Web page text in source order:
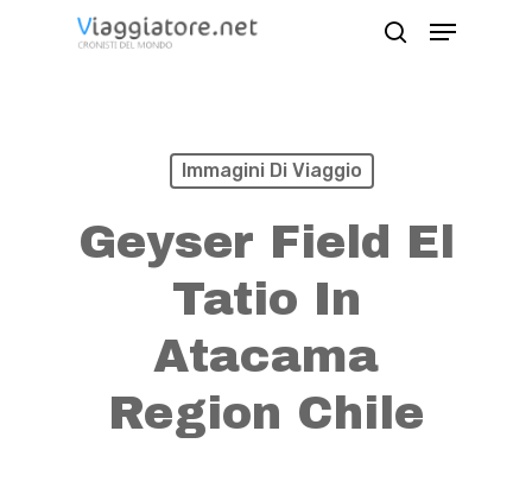
Menu
Immagini Di Viaggio
Geyser Field El
Tatio In
Atacama
Region Chile